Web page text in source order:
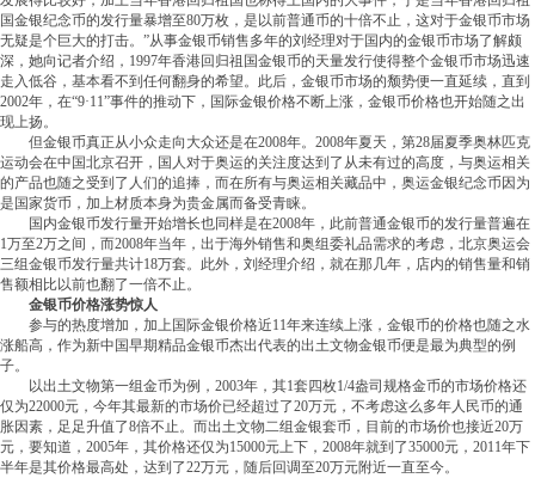
国金银纪念币的发行量暴增至80万枚，是以前普通币的十倍不止，这对于金银币市场
无疑是个巨大的打击。”从事金银币销售多年的刘经理对于国内的金银币市场了解颇
深，她向记者介绍，1997年香港回归祖国金银币的天量发行使得整个金银币市场迅速
走入低谷，基本看不到任何翻身的希望。此后，金银币市场的颓势便一直延续，直到
2002年，在“9·11”事件的推动下，国际金银价格不断上涨，金银币价格也开始随之出
现上扬。
但金银币真正从小众走向大众还是在2008年。2008年夏天，第28届夏季奥林匹克
运动会在中国北京召开，国人对于奥运的关注度达到了从未有过的高度，与奥运相关
的产品也随之受到了人们的追捧，而在所有与奥运相关藏品中，奥运金银纪念币因为
是国家货币，加上材质本身为贵金属而备受青睐。
国内金银币发行量开始增长也同样是在2008年，此前普通金银币的发行量普遍在
1万至2万之间，而2008年当年，出于海外销售和奥组委礼品需求的考虑，北京奥运会
三组金银币发行量共计18万套。此外，刘经理介绍，就在那几年，店内的销售量和销
售额相比以前也翻了一倍不止。
金银币价格涨势惊人
参与的热度增加，加上国际金银价格近11年来连续上涨，金银币的价格也随之水
涨船高，作为新中国早期精品金银币杰出代表的出土文物金银币便是最为典型的例
子。
以出土文物第一组金币为例，2003年，其1套四枚1/4盎司规格金币的市场价格还
仅为22000元，今年其最新的市场价已经超过了20万元，不考虑这么多年人民币的通
胀因素，足足升值了8倍不止。而出土文物二组金银套币，目前的市场价也接近20万
元，要知道，2005年，其价格还仅为15000元上下，2008年就到了35000元，2011年下
半年是其价格最高处，达到了22万元，随后回调至20万元附近一直至今。